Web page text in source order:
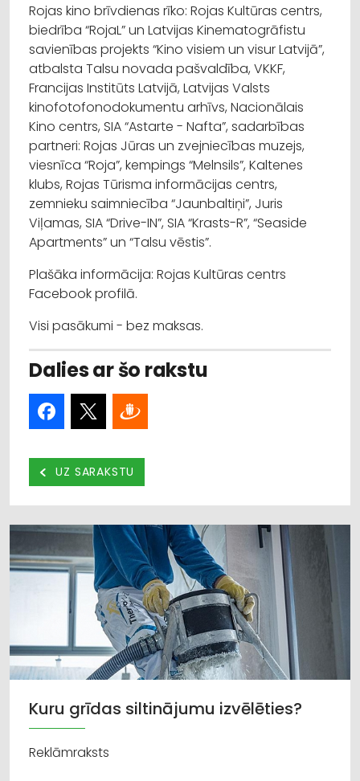
Rojas kino brīvdienas rīko: Rojas Kultūras centrs,
biedrība “RojaL” un Latvijas Kinematogrāfistu
savienības projekts “Kino visiem un visur Latvijā”,
atbalsta Talsu novada pašvaldība, VKKF,
Francijas Institūts Latvijā, Latvijas Valsts
kinofotofonodokumentu arhīvs, Nacionālais
Kino centrs, SIA “Astarte - Nafta”, sadarbības
partneri: Rojas Jūras un zvejniecības muzejs,
viesnīca “Roja”, kempings “Melnsils”, Kaltenes
klubs, Rojas Tūrisma informācijas centrs,
zemnieku saimniecība “Jaunbaltiņi”, Juris
Viļamas, SIA “Drive-IN”, SIA “Krasts-R”, “Seaside
Apartments” un “Talsu vēstis”.
Plašāka informācija: Rojas Kultūras centrs
Facebook profilā.
Visi pasākumi - bez maksas.
Dalies ar šo rakstu
UZ SARAKSTU
Kuru grīdas siltinājumu izvēlēties?
Reklāmraksts